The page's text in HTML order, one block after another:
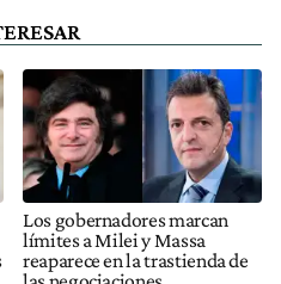
Los gobernadores marcan
límites a Milei y Massa
reaparece en la trastienda de